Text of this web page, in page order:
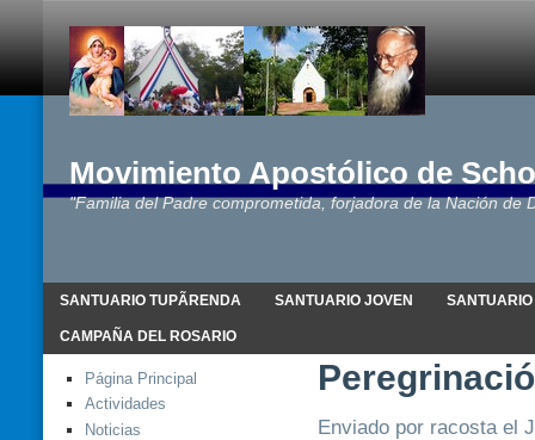
Movimiento Apostólico de
"Familia del Padre comprometida, forjadora de la Nación de
SANTUARIO TUPÃRENDA SANTUARIO JOVEN
CAMPAÑA DEL ROSARIO
Página Principal
Actividades
Noticias
Enviado por racosta el